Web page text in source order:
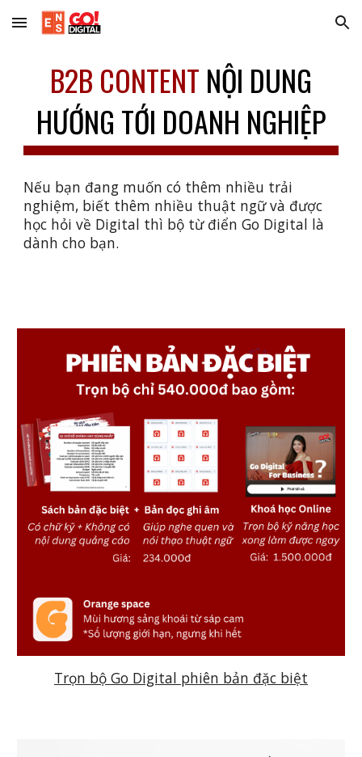
Skip to main content Skip to navigation
B2B CONTENT NỘI DUNG
HƯỚNG TỚI DOANH NGHIỆP
Nếu bạn đang muốn có thêm nhiều trải
nghiệm, biết thêm nhiều thuật ngữ và được
học hỏi về Digital thì bộ từ điển Go Digital là
dành cho bạn.
Trọn bộ Go Digital phiên bản đặc biệt